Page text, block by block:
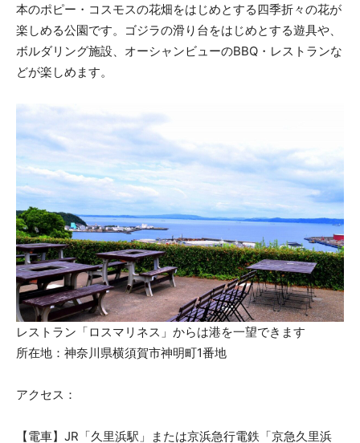
本のポピー・コスモスの花畑をはじめとする四季折々の花が
楽しめる公園です。ゴジラの滑り台をはじめとする遊具や、
ボルダリング施設、オーシャンビューのBBQ・レストランな
どが楽しめます。
レストラン「ロスマリネス」からは港を一望できます
所在地：神奈川県横須賀市神明町1番地
アクセス：
【電車】JR「久里浜駅」または京浜急行電鉄「京急久里浜